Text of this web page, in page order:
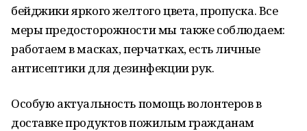
бейджики яркого желтого цвета, пропуска. Все
меры предосторожности мы также соблюдаем:
работаем в масках, перчатках, есть личные
антисептики для дезинфекции рук.
Особую актуальность помощь волонтеров в
доставке продуктов пожилым гражданам